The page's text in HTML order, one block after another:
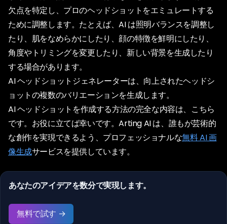
欠点を特定し、プロのヘッドショットをエミュレートする
ために調整します。たとえば、AI は照明バランスを調整し
たり、肌をなめらかにしたり、顔の特徴を鮮明にしたり、
角度やトリミングを変更したり、新しい背景を生成したり
する場合があります。
AI ヘッドショットジェネレーターは、向上されたヘッドシ
ョットの複数のバリエーションを生成します。
AI ヘッドショットを作成する方法の完全な内容は、こちら
です。お役に立てば幸いです。Arting AI は、誰もが芸術的
な創作を実現できるよう、プロフェッショナルな無料 AI 画
像生成サービスを提供しています。
あなたのアイデアを数分で実現します。
無料で試す →